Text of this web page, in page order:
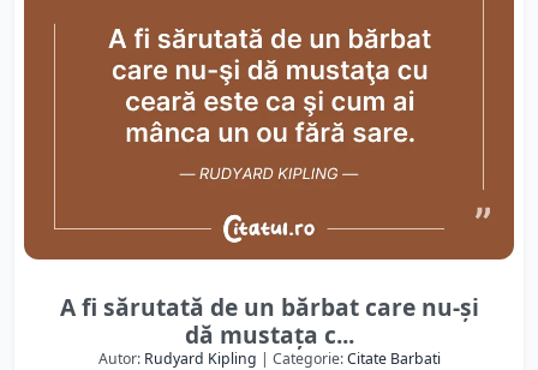
A fi sărutată de un bărbat care nu-şi
dă mustaţa c...
Autor: Rudyard Kipling | Categorie:Citate Barbati